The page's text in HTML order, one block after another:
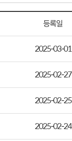
등록일
2025-03-01
2025-02-27
2025-02-25
2025-02-24